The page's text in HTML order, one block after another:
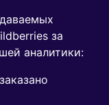
за
аналитики: